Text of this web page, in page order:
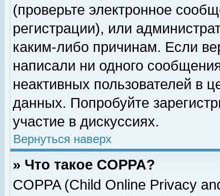
(проверьте электронное
регистрации), или
каким-либо причинам. Если
написали ни одного
неактивных пользователей в
данных. Попробуйте
участие в дискуссиях.
Вернуться наверх
» Что такое COPPA?
COPPA (Child Online Privacy